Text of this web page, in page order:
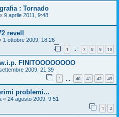
: Tornado
« 9 aprile 2011, 9:48
revell
1 ottobre 2009, 18:26
1 … 7 8 9 10
FINITOOOOOOOO
2009, 21:39
1 40 41 42 43
problemi...
« 24 agosto 2009, 9:51
1 2